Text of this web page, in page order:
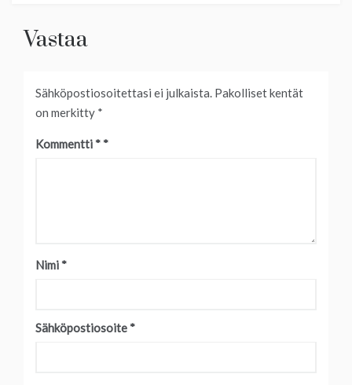
Vastaa
Sähköpostiosoitettasi ei julkaista. Pakolliset kentät
on merkitty *
Kommentti *
Nimi *
Sähköpostiosoite *